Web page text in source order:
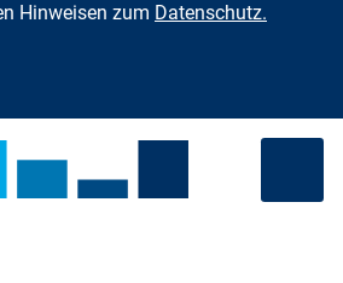
Hinweisen zum Datenschutz.